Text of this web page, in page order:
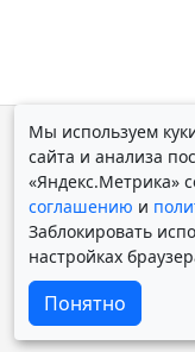
Мы используем
сайта и анализа
«Яндекс.Метрика»
соглашению и
Заблокировать
настройках
Понятно
© Дмитрий
Powered byYii